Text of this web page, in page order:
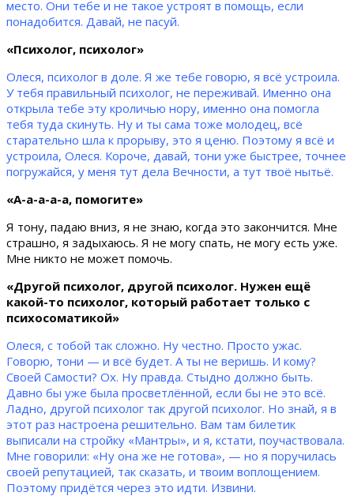
место. Они тебе и не такое устроят в помощь, если
понадобится. Давай, не пасуй.
«Психолог, психолог»
Олеся, психолог в доле. Я же тебе говорю, я всё устроила.
У тебя правильный психолог, не переживай. Именно она
открыла тебе эту кроличью нору, именно она помогла
тебя туда скинуть. Ну и ты сама тоже молодец, всё
старательно шла к прорыву, это я ценю. Поэтому я всё и
устроила, Олеся. Короче, давай, тони уже быстрее, точнее
погружайся, у меня тут дела Вечности, а тут твоё нытьё.
«А-а-а-а-а, помогите»
Я тону, падаю вниз, я не знаю, когда это закончится. Мне
страшно, я задыхаюсь. Я не могу спать, не могу есть уже.
Мне никто не может помочь.
«Другой психолог, другой психолог. Нужен ещё
какой-то психолог, который работает только с
психосоматикой»
Олеся, с тобой так сложно. Ну честно. Просто ужас.
Говорю, тони — и всё будет. А ты не веришь. И кому?
Своей Самости? Ох. Ну правда. Стыдно должно быть.
Давно бы уже была просветлённой, если бы не это всё.
Ладно, другой психолог так другой психолог. Но знай, я в
этот раз настроена решительно. Вам там билетик
выписали на стройку «Мантры», и я, кстати, поучаствовала.
Мне говорили: «Ну она же не готова», — но я поручилась
своей репутацией, так сказать, и твоим воплощением.
Поэтому придётся через это идти. Извини.